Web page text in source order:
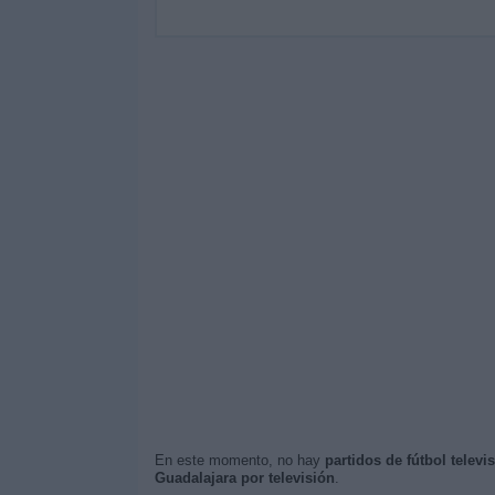
En este momento, no hay partidos de fútbol
Guadalajara por televisión.